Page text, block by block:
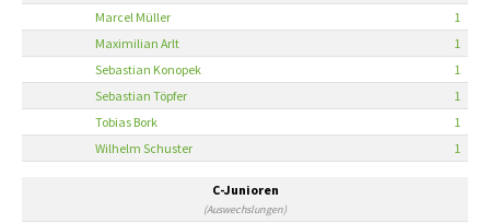
Marcel Müller
1
Maximilian Arlt
1
Sebastian Konopek
1
Sebastian Töpfer
1
Tobias Bork
1
Wilhelm Schuster
1
C-Junioren
(Auswechslungen)